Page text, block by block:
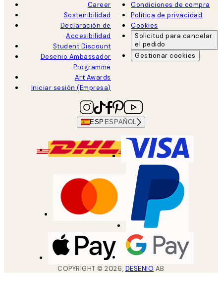
Career
Sostenibilidad
Declaración de
Accesibilidad
Student Discount
Desenio Ambassador
Programme
Art Awards
Iniciar sesión (Empresa)
Condiciones de compra
Política de privacidad
Cookies
Solicitud para cancelar
el pedido
Gestionar cookies
ESP ESPAÑOL
COPYRIGHT ©2026, DESENIO AB